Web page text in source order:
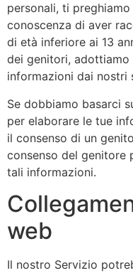
personali, ti
conoscenza di aver
di età inferiore ai 13
dei genitori, adottiamo
informazioni dai nostri
Se dobbiamo basarci
per elaborare le tue
il consenso di un
consenso del genitore
tali informazioni.
web
Il nostro Servizio